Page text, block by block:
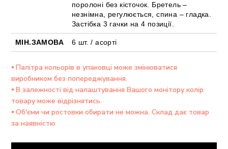
поролоні без кісточок. Бретель –
незнімна, регулюється, спина – гладка.
Застібка 3 гачки на 4 позиції.
МІН.ЗАМОВА 6 шт. / асорті
⦁ Палітра кольорів в упаковці може змінюватися
виробником без попереджування.
⦁ В залежності від налаштування Вашого монітору колір
товару може відрізнятись.
⦁ Об'єми чи ростовки обирати не можна. Склад дає товар
за наявністю